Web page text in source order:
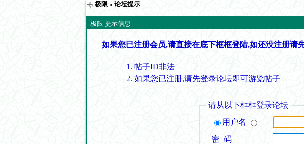
极限 » 论坛提示
极限 提示信息
如果您已注册会员,请直接在底下框框登陆,如还没注册请
帖子ID非法
如果您已注册,请先登录论坛即可游览帖子
请从以下框框登录论坛
用户名
密 码